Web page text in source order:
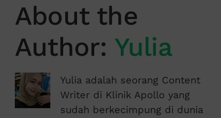
About the
Author: Yulia
Yulia adalah seorang Content
Writer di Klinik Apollo yang
sudah berkecimpung di dunia